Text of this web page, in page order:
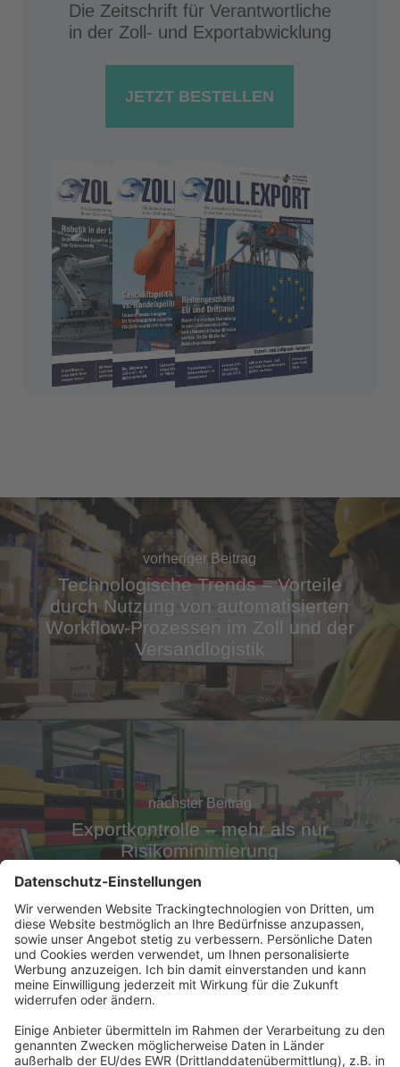
Die Zeitschrift für Verantwortliche
in der Zoll- und Exportabwicklung
JETZT BESTELLEN
vorheriger Beitrag
Technologische Trends – Vorteile
durch Nutzung von automatisierten
Workflow-Prozessen im Zoll und der
Versandlogistik
nächster Beitrag
Exportkontrolle – mehr als nur
Risikominimierung
Werben bei uns